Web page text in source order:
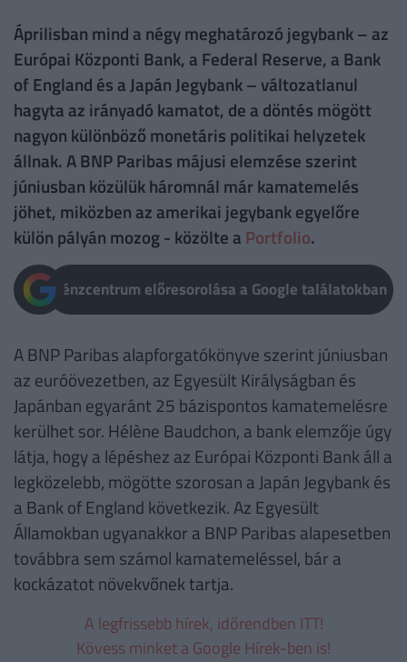
Áprilisban mind a négy meghatározó jegybank – az
Európai Központi Bank, a Federal Reserve, a Bank
of England és a Japán Jegybank – változatlanul
hagyta az irányadó kamatot, de a döntés mögött
nagyon különböző monetáris politikai helyzetek
állnak. A BNP Paribas májusi elemzése szerint
júniusban közülük háromnál már kamatemelés
jöhet, miközben az amerikai jegybank egyelőre
külön pályán mozog - közölte a Portfolio.
Pénzcentrum előresorolása a Google találatokban
A BNP Paribas alapforgatókönyve szerint júniusban
az euróövezetben, az Egyesült Királyságban és
Japánban egyaránt 25 bázispontos kamatemelésre
kerülhet sor. Hélène Baudchon, a bank elemzője úgy
látja, hogy a lépéshez az Európai Központi Bank áll a
legközelebb, mögötte szorosan a Japán Jegybank és
a Bank of England következik. Az Egyesült
Államokban ugyanakkor a BNP Paribas alapesetben
továbbra sem számol kamatemeléssel, bár a
kockázatot növekvőnek tartja.
A legfrissebb hírek, időrendben ITT!
Kövess minket a Google Hírek-ben is!